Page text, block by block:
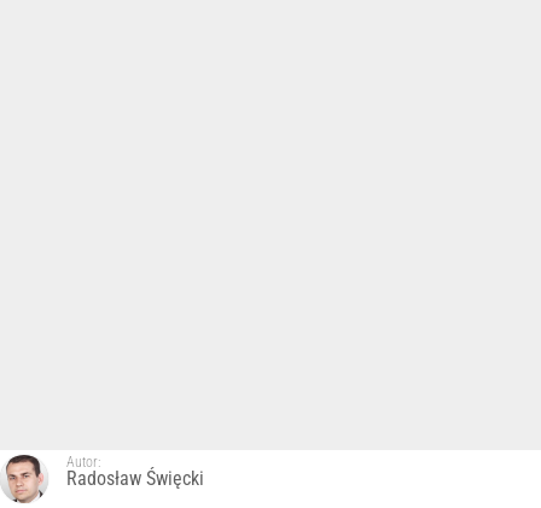
Autor:
Radosław Święcki